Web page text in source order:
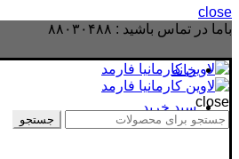
close
باما در تماس باشید : ۸۸۰۳۰۴۸۸
خانه
سبد خریدclose
جستجو
جستجو